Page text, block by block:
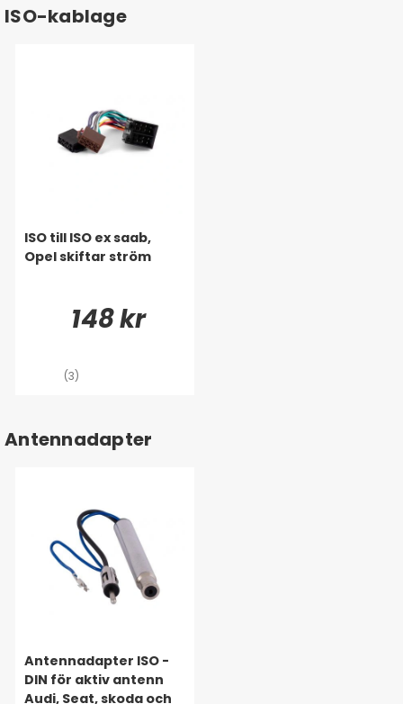
ISO-kablage
ISO till ISO ex saab,
Opel skiftar ström
148 kr
(3)
Antennadapter
Antennadapter ISO -
DIN för aktiv antenn
Audi, Seat, skoda och